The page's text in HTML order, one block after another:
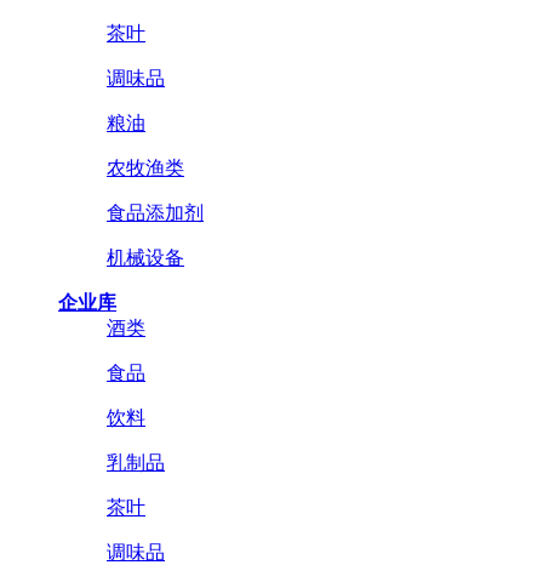
茶叶
调味品
粮油
农牧渔类
食品添加剂
机械设备
企业库
酒类
食品
饮料
乳制品
茶叶
调味品